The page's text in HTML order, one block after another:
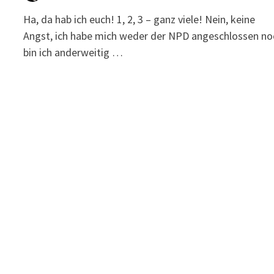
Ha, da hab ich euch! 1, 2, 3 – ganz viele! Nein, keine
Angst, ich habe mich weder der NPD angeschlossen
bin ich anderweitig …